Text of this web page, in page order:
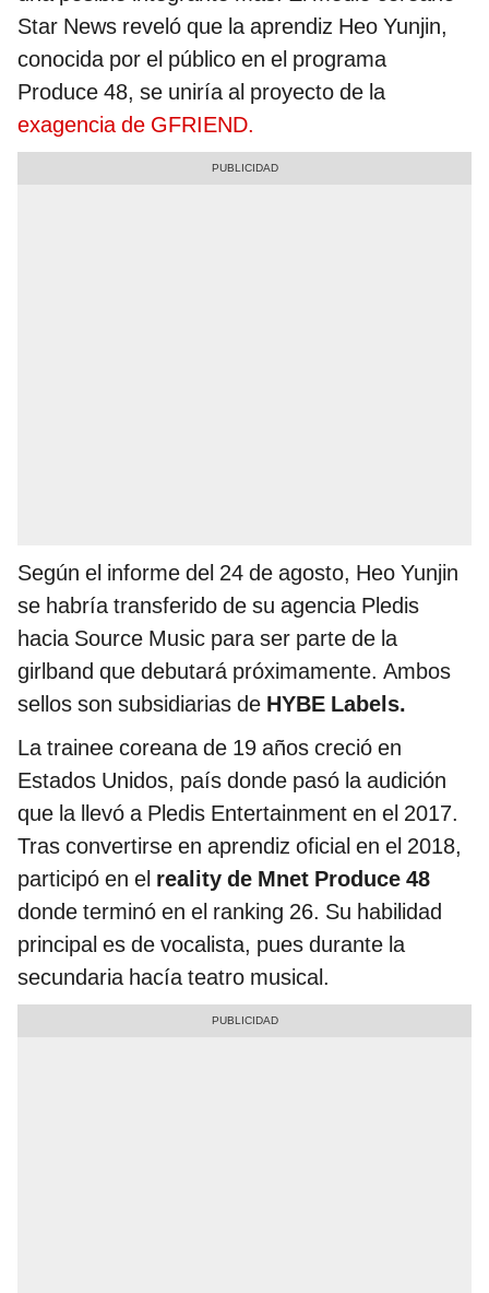
Star News reveló que la aprendiz Heo Yunjin,
conocida por el público en el programa
Produce 48, se uniría al proyecto de la
exagencia de GFRIEND.
Según el informe del 24 de agosto, Heo Yunjin
se habría transferido de su agencia Pledis
hacia Source Music para ser parte de la
girlband que debutará próximamente. Ambos
sellos son subsidiarias de HYBE Labels.
La trainee coreana de 19 años creció en
Estados Unidos, país donde pasó la audición
que la llevó a Pledis Entertainment en el 2017.
Tras convertirse en aprendiz oficial en el 2018,
participó en el reality de Mnet Produce 48
donde terminó en el ranking 26. Su habilidad
principal es de vocalista, pues durante la
secundaria hacía teatro musical.